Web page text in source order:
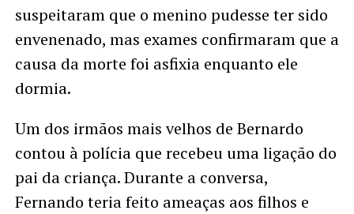
suspeitaram que o menino pudesse ter sido
envenenado, mas exames confirmaram que a
causa da morte foi asfixia enquanto ele
dormia.
Um dos irmãos mais velhos de Bernardo
contou à polícia que recebeu uma ligação do
pai da criança. Durante a conversa,
Fernando teria feito ameaças aos filhos e